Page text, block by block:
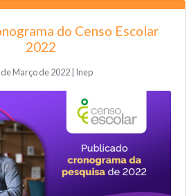
do Censo Escolar
2022
de Março de 2022 | Inep